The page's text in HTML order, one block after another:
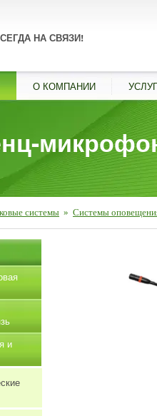
НА СВЯЗИ!
О КОМПАНИИ
системы » Системы
и